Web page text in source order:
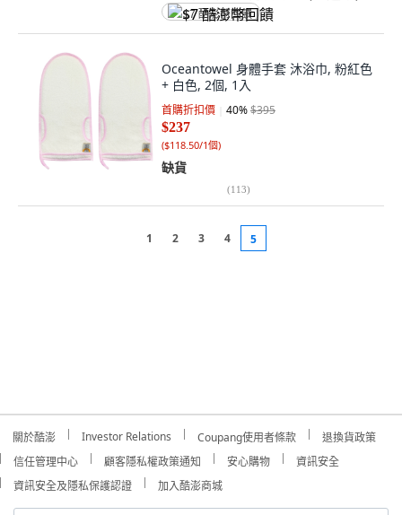
$7 酷澎幣回饋
Oceantowel 身體手套 沐浴巾, 粉紅色
+ 白色, 2個, 1入
首購折扣價 40%$395
$237
($118.50/1個)
缺貨
(113)
1 2 3 4 5
關於酷澎 Investor Relations Coupang使用者條款
退換貨政策
信任管理中心
顧客隱私權政策通知 安心購物
資訊安全
資訊安全及隱私保護認證
加入酷澎商城